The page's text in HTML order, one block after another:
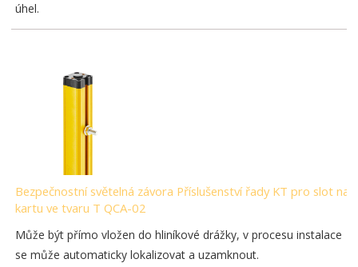
úhel.
Bezpečnostní světelná závora Příslušenství řady KT pro slot na
kartu ve tvaru T QCA-02
Může být přímo vložen do hliníkové drážky, v procesu instalace
se může automaticky lokalizovat a uzamknout.